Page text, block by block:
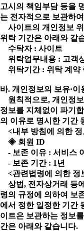
고시의 책임부담 등을
는 전자적으로 보관하
사이트의 개인정보
위탁 기간은 아래와 같
수탁자 : 사이트
위탁업무내용 : 고객
위탁기간 : 위탁 계약
바. 개인정보의 보유·이
원칙적으로, 개인정
정보를 지체없이 파기
의 이유로 명시한 기간
<내부 방침에 의한 정
◈ 회원 ID
- 보존 이유 : 서비스
- 보존 기간 : 1년
<관련법령에 의한 정
상법, 전자상거래 등
령의 규정에 의하여 보
에서 정한 일정한 기간
이트은 보관하는 정보
간은 아래와 같습니다.